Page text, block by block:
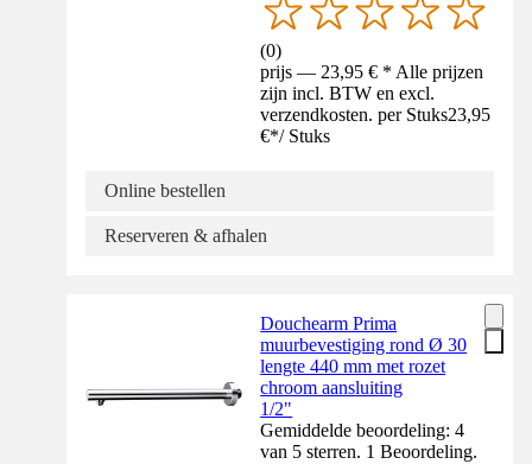
(0)
prijs — 23,95 € * Alle prijzen
zijn incl. BTW en excl.
verzendkosten. per Stuks23,95
€*/ Stuks
Online bestellen
Reserveren & afhalen
Douchearm Prima
muurbevestiging rond Ø 30
lengte 440 mm met rozet
chroom aansluiting
1/2"
Gemiddelde beoordeling: 4
van 5 sterren. 1 Beoordeling.